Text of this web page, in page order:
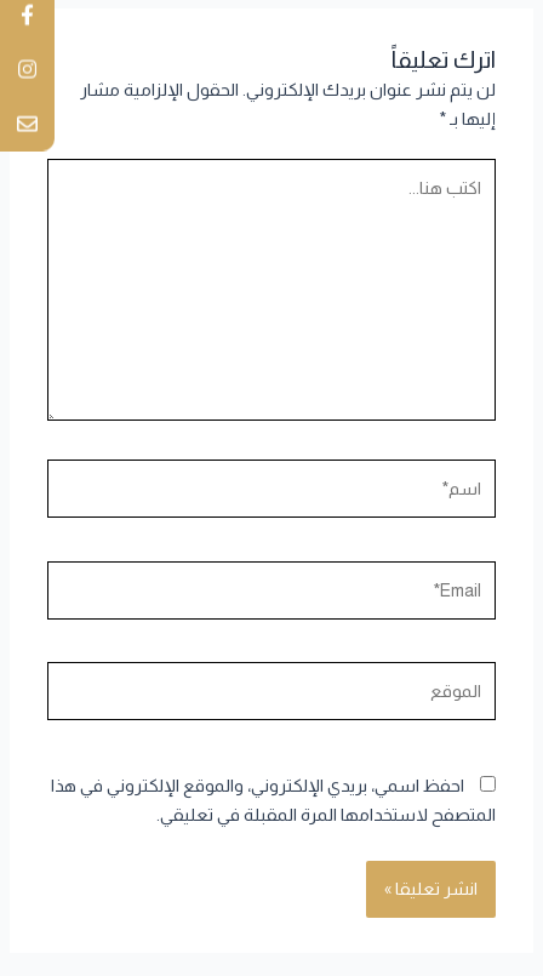
اترك تعليقاً
لن يتم نشر عنوان بريدك الإلكتروني. الحقول الإلزامية مشار
إليها بـ*
احفظ اسمي، بريدي الإلكتروني، والموقع الإلكتروني في هذا
المتصفح لاستخدامها المرة المقبلة في تعليقي.